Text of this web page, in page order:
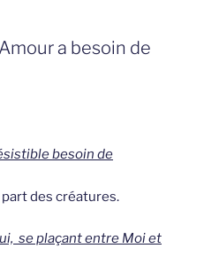
a besoin de
besoin de
des créatures.
se plaçant entre Moi et